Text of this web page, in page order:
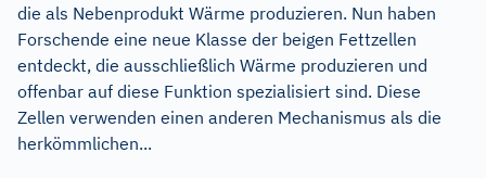
die als Nebenprodukt Wärme produzieren. Nun haben
Forschende eine neue Klasse der beigen Fettzellen
entdeckt, die ausschließlich Wärme produzieren und
offenbar auf diese Funktion spezialisiert sind. Diese
Zellen verwenden einen anderen Mechanismus als die
herkömmlichen...